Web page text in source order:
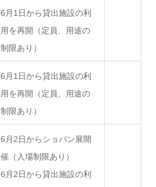
6月1日から貸出施設の利
用を再開（定員、用途の
制限あり）
6月1日から貸出施設の利
用を再開（定員、用途の
制限あり）
6月2日からショパン展開
催（入場制限あり）
6月2日から貸出施設の利